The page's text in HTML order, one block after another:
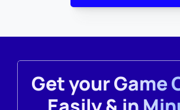
Get your Game